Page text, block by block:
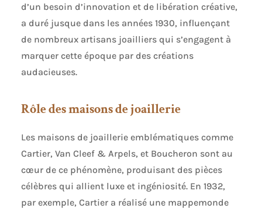
d’un besoin d’innovation et de libération créative,
a duré jusque dans les années 1930, influençant
de nombreux artisans joailliers qui s’engagent à
marquer cette époque par des créations
audacieuses.
Rôle des maisons de joaillerie
Les maisons de joaillerie emblématiques comme
Cartier, Van Cleef & Arpels, et Boucheron sont au
cœur de ce phénomène, produisant des pièces
célèbres qui allient luxe et ingéniosité. En 1932,
par exemple, Cartier a réalisé une mappemonde